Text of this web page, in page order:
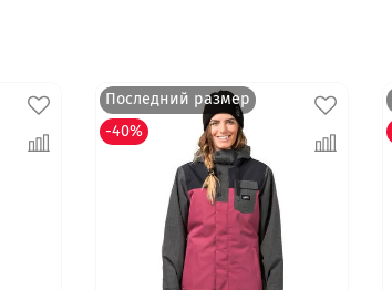
Последний размер
-40%